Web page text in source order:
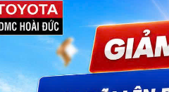
bản từ tiêu chuẩn đến hybrid.